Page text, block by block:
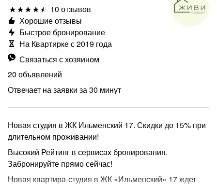
10 отзывов
Связаться с хозяином
20 объявлений
Отвечает на заявки за 30 минут
Хорошие отзывы
Быстрое бронирование
На Квартирке с 2019 года
Новая студия в ЖК Ильменский 17. Скидки до 15% при
длительном проживании!
Высокий Рейтинг в сервисах бронирования.
Забронируйте прямо сейчас!
Новая квартира-студия в ЖК «Ильменский» 17 ждет